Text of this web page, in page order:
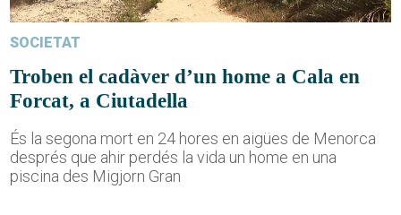
SOCIETAT
Troben el cadàver d’un home a Cala en
Forcat, a Ciutadella
És la segona mort en 24 hores en aigües de Menorca
després que ahir perdés la vida un home en una
piscina des Migjorn Gran